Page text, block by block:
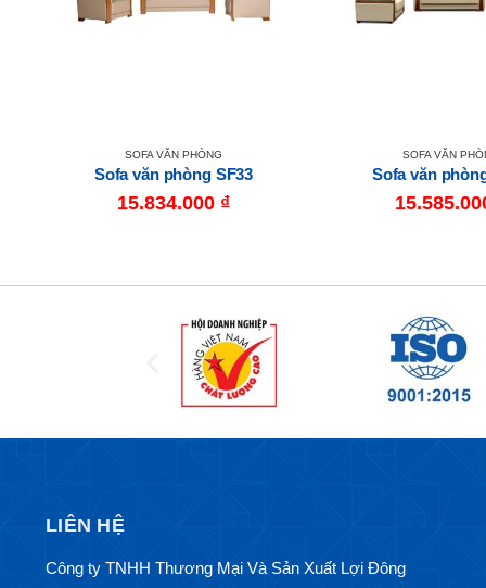
SOFA VĂN PHÒNG
Sofa văn phòng SF33
15.834.000 ₫
SOFA VĂN
Sofa văn
LIÊN HỆ
Công ty TNHH Thương Mại Và Sản Xuất Lợi Đông